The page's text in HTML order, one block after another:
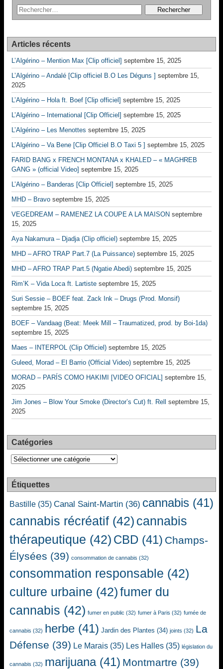
Articles récents
L’Algérino – Mention Max [Clip officiel] septembre 15, 2025
L’Algérino – Andalé [Clip officiel B.O Les Déguns ] septembre 15,
2025
L’Algérino – Hola ft. Boef [Clip officiel] septembre 15, 2025
L’Algérino – International [Clip Officiel] septembre 15, 2025
L’Algérino – Les Menottes septembre 15, 2025
L’Algérino – Va Bene [Clip Officiel B.O Taxi 5 ] septembre 15, 2025
FARID BANG x FRENCH MONTANA x KHALED – « MAGHREB
GANG » (official Video] septembre 15, 2025
L’Algérino – Banderas [Clip Officiel] septembre 15, 2025
MHD – Bravo septembre 15, 2025
VEGEDREAM – RAMENEZ LA COUPE A LA MAISON septembre
15, 2025
Aya Nakamura – Djadja (Clip officiel) septembre 15, 2025
MHD – AFRO TRAP Part.7 (La Puissance) septembre 15, 2025
MHD – AFRO TRAP Part.5 (Ngatie Abedi) septembre 15, 2025
Rim’K – Vida Loca ft. Lartiste septembre 15, 2025
Suri Sessie – BOEF feat. Zack Ink – Drugs (Prod. Monsif)
septembre 15, 2025
BOEF – Vandaag (Beat: Meek Mill – Traumatized, prod. by Boi-1da)
septembre 15, 2025
Maes – INTERPOL (Clip Officiel) septembre 15, 2025
Guleed, Morad – El Barrio (Official Video) septembre 15, 2025
MORAD – PARÍS COMO HAKIMI [VIDEO OFICIAL] septembre 15,
2025
Jim Jones – Blow Your Smoke (Director’s Cut) ft. Rell
septembre 15,
2025
Catégories
Catégories
Étiquettes
Bastille (35) Canal Saint-Martin (36) cannabis (41)
cannabis récréatif (42) cannabis
thérapeutique (42) CBD (41) Champs-
Élysées (39) consommation de cannabis (32)
consommation responsable (42)
culture urbaine (42)fumer du
cannabis (42) fumer en public (32) fumer à Paris (32) fumée de
cannabis (32) herbe (41) Jardin des Plantes (34) joints (32) La
Défense (39) Le Marais (35) Les Halles (35) législation du
cannabis (32) marijuana(41) Montmartre (39)